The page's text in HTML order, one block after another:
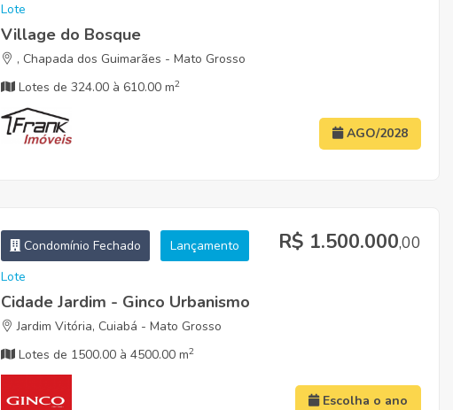
Lote
Village do Bosque
, Chapada dos Guimarães - Mato Grosso
Lotes de 324.00 à 610.00 m2
AGO/2028
Condomínio Fechado Lançamento R$ 1.500.000,00
Lote
Cidade Jardim - Ginco Urbanismo
Jardim Vitória, Cuiabá - Mato Grosso
Lotes de 1500.00 à 4500.00 m2
Escolha o ano